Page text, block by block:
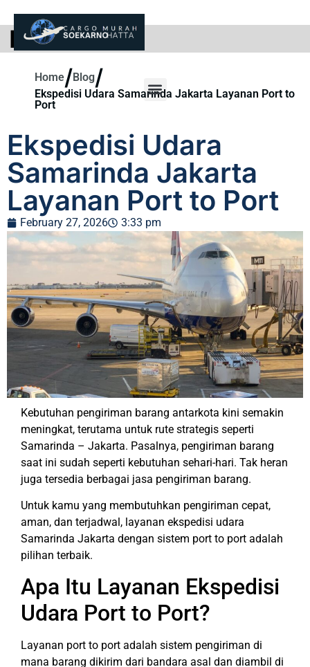
BLOG
Home/Blog/
Ekspedisi Udara Samarinda Jakarta Layanan Port to
Port
Ekspedisi Udara
Samarinda Jakarta
Layanan Port to Port
February 27, 2026 3:33 pm
Kebutuhan pengiriman barang antarkota kini semakin
meningkat, terutama untuk rute strategis seperti
Samarinda – Jakarta. Pasalnya, pengiriman barang
saat ini sudah seperti kebutuhan sehari-hari. Tak heran
juga tersedia berbagai jasa pengiriman barang.
Untuk kamu yang membutuhkan pengiriman cepat,
aman, dan terjadwal, layanan ekspedisi udara
Samarinda Jakarta dengan sistem port to port adalah
pilihan terbaik.
Apa Itu Layanan Ekspedisi
Udara Port to Port?
Layanan port to port adalah sistem pengiriman di
mana barang dikirim dari bandara asal dan diambil di